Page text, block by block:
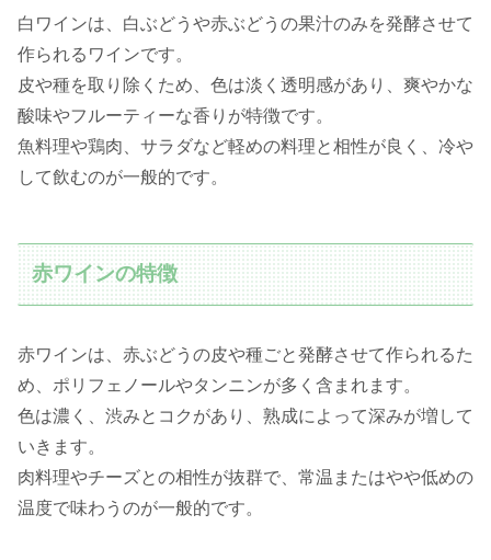
白ワインは、白ぶどうや赤ぶどうの果汁のみを発酵させて
作られるワインです。
皮や種を取り除くため、色は淡く透明感があり、爽やかな
酸味やフルーティーな香りが特徴です。
魚料理や鶏肉、サラダなど軽めの料理と相性が良く、冷や
して飲むのが一般的です。
赤ワインの特徴
赤ワインは、赤ぶどうの皮や種ごと発酵させて作られるた
め、ポリフェノールやタンニンが多く含まれます。
色は濃く、渋みとコクがあり、熟成によって深みが増して
いきます。
肉料理やチーズとの相性が抜群で、常温またはやや低めの
温度で味わうのが一般的です。